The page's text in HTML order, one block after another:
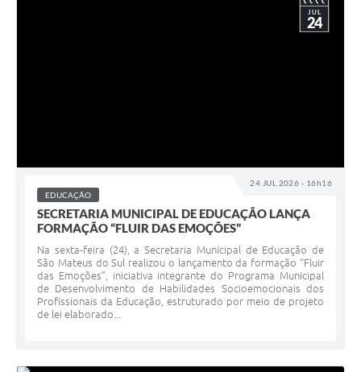
24 JUL 2026 - 16h16
JUL
24
EDUCAÇÃO
SECRETARIA MUNICIPAL DE EDUCAÇÃO LANÇA
FORMAÇÃO “FLUIR DAS EMOÇÕES”
Na sexta-feira (24), a Secretaria Municipal de Educação de
São Mateus do Sul realizou o lançamento da formação “Fluir
das Emoções”, iniciativa integrante do Programa Municipal
de Desenvolvimento de Habilidades Socioemocionais dos
Profissionais da Educação, estruturado por meio de projeto
de lei elaborado...